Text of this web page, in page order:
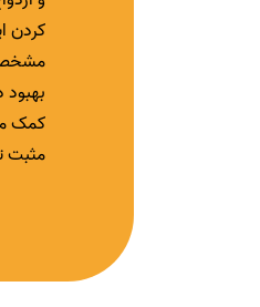
کردن
مشخص
کمک
مثبت